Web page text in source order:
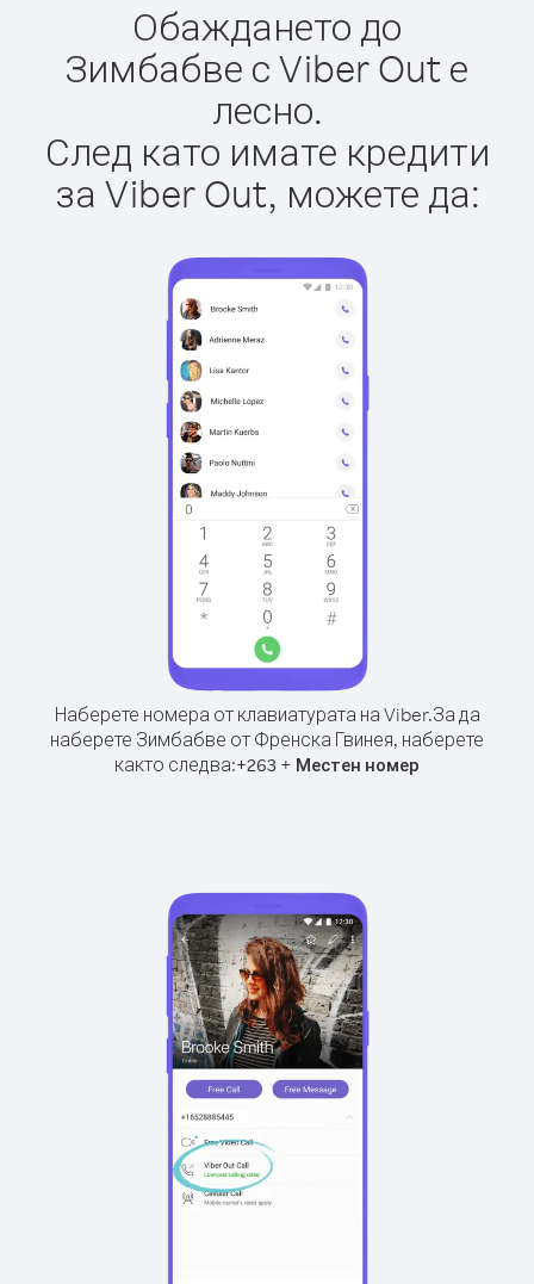
Обаждането до
Зимбабве с Viber Out е
лесно.
След като имате кредити
за Viber Out, можете да:
Наберете номера от клавиатурата на Viber.За да
наберете Зимбабве от Френска Гвинея, наберете
както следва:+263 + Местен номер